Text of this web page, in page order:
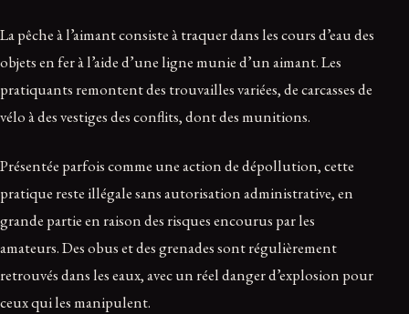
La pêche à l’aimant consiste à traquer dans les cours d’eau des
objets en fer à l’aide d’une ligne munie d’un aimant. Les
pratiquants remontent des trouvailles variées, de carcasses de
vélo à des vestiges des conflits, dont des munitions.
Présentée parfois comme une action de dépollution, cette
pratique reste illégale sans autorisation administrative, en
grande partie en raison des risques encourus par les
amateurs. Des obus et des grenades sont régulièrement
retrouvés dans les eaux, avec un réel danger d’explosion pour
ceux qui les manipulent.